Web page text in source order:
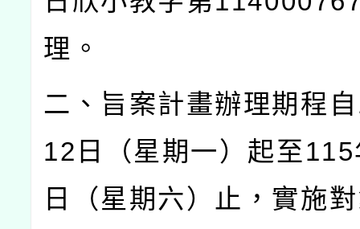
理。
二、旨案計畫辦理期程自
12 日（星期一）起至115
日（星期六）止，實施